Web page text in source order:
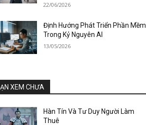
22/06/2026
Định Hướng Phát Triển Phần Mềm
Trong Kỷ Nguyên AI
13/05/2026
XEM CHƯA
Hàn Tín Và Tư Duy Người Làm
Thuê